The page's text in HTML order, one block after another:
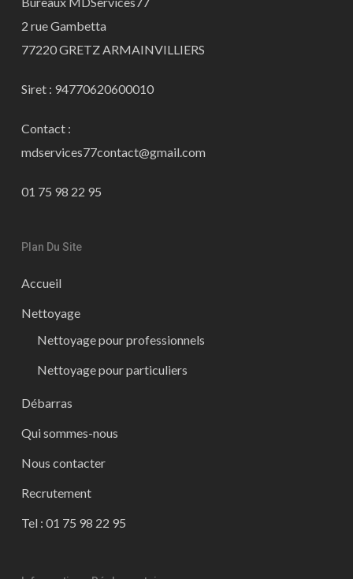
2 rue Gambetta
77220 GRETZ ARMAINVILLIERS
Siret : 94770620600010
Contact :
mdservices77contact@gmail.com
01 75 98 22 95
Plan Du Site
Accueil
Nettoyage
Nettoyage pour professionnels
Nettoyage pour particuliers
Débarras
Qui sommes-nous
Nous contacter
Recrutement
Tel : 01 75 98 22 95